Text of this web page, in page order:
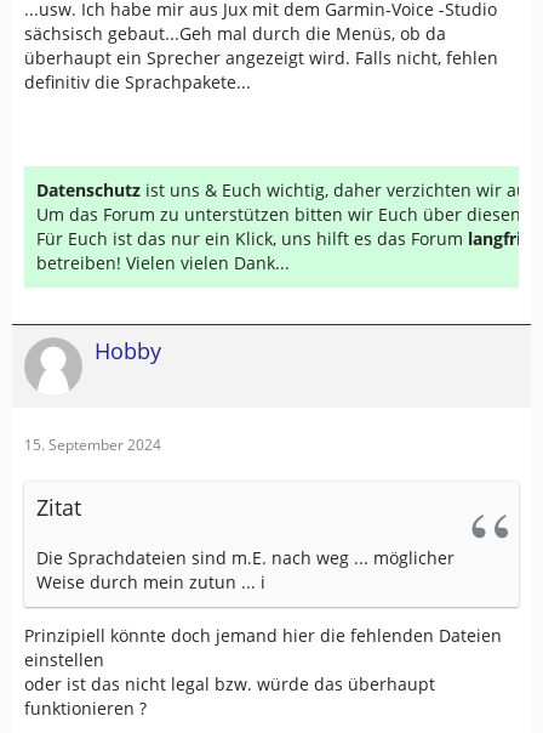
...usw. Ich habe mir aus Jux mit dem Garmin-Voice -Studio
sächsisch gebaut...Geh mal durch die Menüs, ob da
überhaupt ein Sprecher angezeigt wird. Falls nicht, fehlen
definitiv die Sprachpakete...
Datenschutz ist uns & Euch wichtig, daher verzichten wir auf
Um das Forum zu unterstützen bitten wir Euch über diesen
Für Euch ist das nur ein Klick, uns hilft es das Forum
betreiben! Vielen vielen Dank...
Hobby
15. September 2024
Zitat
Die Sprachdateien sind m.E. nach weg ... möglicher
Weise durch mein zutun ... i
Prinzipiell könnte doch jemand hier die fehlenden Dateien
einstellen
oder ist das nicht legal bzw. würde das überhaupt
funktionieren ?